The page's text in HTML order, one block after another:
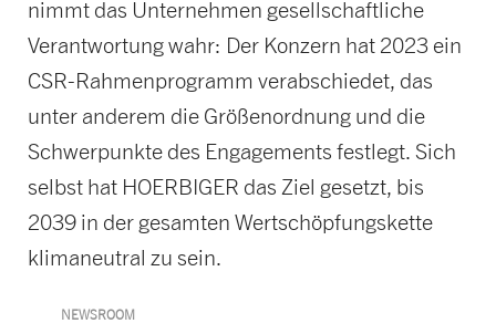
nimmt das Unternehmen gesellschaftliche
Verantwortung wahr: Der Konzern hat 2023 ein
CSR-Rahmenprogramm verabschiedet, das
unter anderem die Größenordnung und die
Schwerpunkte des Engagements festlegt. Sich
selbst hat HOERBIGER das Ziel gesetzt, bis
2039 in der gesamten Wertschöpfungskette
klimaneutral zu sein.
NEWSROOM